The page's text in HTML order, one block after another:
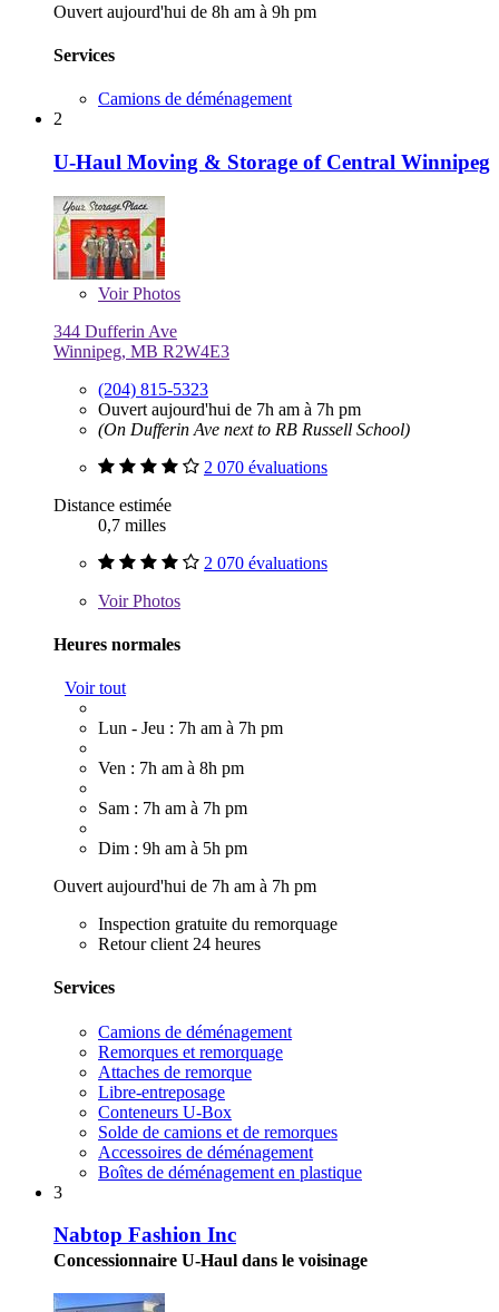
Ouvert aujourd'hui de 8h am à 9h pm
Services
Camions de déménagement
2
U-Haul Moving & Storage of Central Winnipeg
VoirPhotos
344 Dufferin Ave
Winnipeg, MB R2W4E3
(204) 815-5323
Ouvert aujourd'hui de 7h am à 7h pm
(On Dufferin Ave next to RB Russell School)
2 070 évaluations
Distance estimée
0,7 milles
2 070 évaluations
VoirPhotos
Heures normales
Voir tout
Lun - Jeu : 7h am à 7h pm
Ven : 7h am à 8h pm
Sam : 7h am à 7h pm
Dim : 9h am à 5h pm
Ouvert aujourd'hui de 7h am à 7h pm
Inspection gratuite du remorquage
Retour client 24 heures
Services
Camions de déménagement
Remorques et remorquage
Attaches de remorque
Libre-entreposage
Conteneurs U-Box
Solde de camions et de remorques
Accessoires de déménagement
Boîtes de déménagement en plastique
3
Nabtop Fashion Inc
Concessionnaire U-Haul dans le voisinage